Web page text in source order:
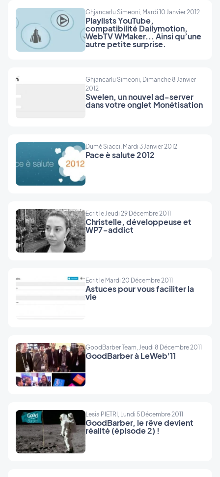
Ghjancarlu Simeoni, Mardi 10 Janvier 2012
Playlists YouTube,
compatibilité Dailymotion,
WebTV WMaker... Ainsi qu’une
autre petite surprise.
Ghjancarlu Simeoni, Dimanche 8 Janvier
2012
Swelen, un nouvel ad-server
dans votre onglet Monétisation
Dumè Siacci, Mardi 3 Janvier 2012
Pace è salute 2012
Ecrit le Jeudi 29 Décembre 2011
Christelle, développeuse et
WP7-addict
Ecrit le Mardi 20 Décembre 2011
Astuces pour vous faciliter la
vie
GoodBarber Team, Jeudi 8 Décembre 2011
GoodBarber à LeWeb'11
Lesia PIETRI, Lundi 5 Décembre 2011
GoodBarber, le rêve devient
réalité (épisode 2) !